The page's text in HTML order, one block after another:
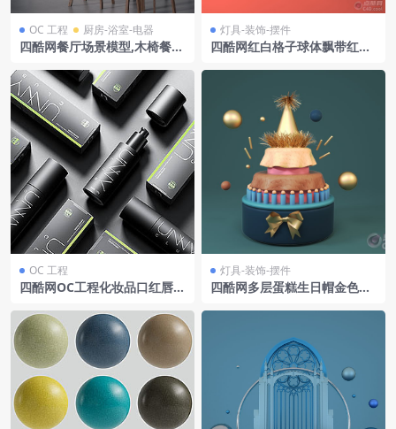
OC 工程 厨房-浴室-电器
四酷网餐厅场景模型,木椅餐桌
灯具-装饰-摆件
四酷网红白格子球体飘带红白
OC 工程
四酷网OC工程化妆品口红唇膏
灯具-装饰-摆件
四酷网多层蛋糕生日帽金色圆